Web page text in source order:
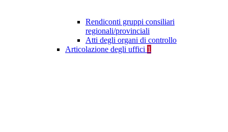
Rendiconti gruppi consiliari
regionali/provinciali
Atti degli organi di controllo
Articolazione degli uffici 1